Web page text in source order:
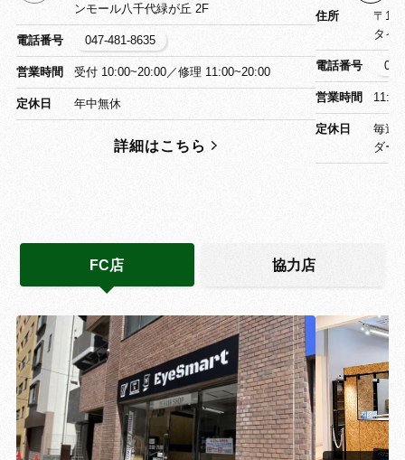
ンモール八千代緑が丘 2F
電話番号 047-481-8635
営業時間 受付 10:00~20:00／修理 11:00~20:00
定休日 年中無休
詳細はこちら
住所
〒
タイ
電話番号 03-
営業時間
定休日
毎週
ダー
FC店 協力店